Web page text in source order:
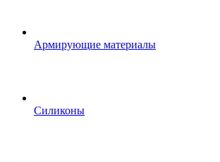
Армирующие материалы
Силиконы